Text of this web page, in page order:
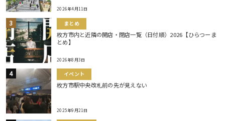
2026年4月11日
まとめ
枚方市内と近隣の開店・閉店一覧（日付順）2026【ひらつーま
とめ】
2026年8月3日
イベント
枚方市駅中央改札前の先が見えない
2025年9月21日